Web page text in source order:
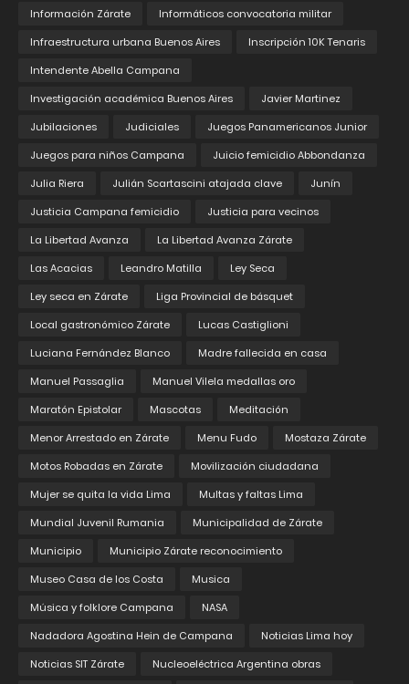
Información Zárate
Informáticos convocatoria militar
Infraestructura urbana Buenos Aires
Inscripción 10K Tenaris
Intendente Abella Campana
Investigación académica Buenos Aires
Javier Martinez
Jubilaciones
Judiciales
Juegos Panamericanos Junior
Juegos para niños Campana
Juicio femicidio Abbondanza
Julia Riera
Julián Scartascini atajada clave
Junín
Justicia Campana femicidio
Justicia para vecinos
La Libertad Avanza
La Libertad Avanza Zárate
Las Acacias
Leandro Matilla
Ley Seca
Ley seca en Zárate
Liga Provincial de básquet
Local gastronómico Zárate
Lucas Castiglioni
Luciana Fernández Blanco
Madre fallecida en casa
Manuel Passaglia
Manuel Vilela medallas oro
Maratón Epistolar
Mascotas
Meditación
Menor Arrestado en Zárate
Menu Fudo
Mostaza Zárate
Motos Robadas en Zárate
Movilización ciudadana
Mujer se quita la vida Lima
Multas y faltas Lima
Mundial Juvenil Rumania
Municipalidad de Zárate
Municipio
Municipio Zárate reconocimiento
Museo Casa de los Costa
Musica
Música y folklore Campana
NASA
Nadadora Agostina Hein de Campana
Noticias Lima hoy
Noticias SIT Zárate
Nucleoeléctrica Argentina obras